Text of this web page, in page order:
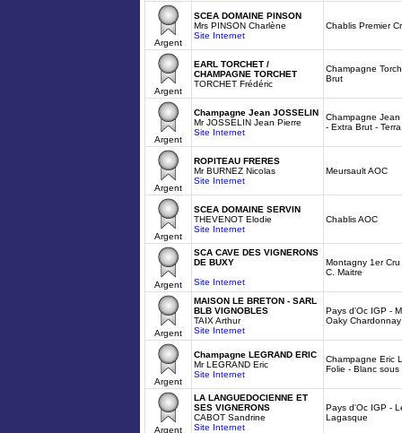
Argent
SCEA DOMAINE PINSON
Mrs PINSON Charlène
Site Internet
Chablis Premier
Argent
EARL TORCHET /
CHAMPAGNE TORCHET
TORCHET Frédéric
Champagne
Brut
Argent
Champagne Jean JOSSELIN
Mr JOSSELIN Jean Pierre
Site Internet
Champagne
- Extra Brut -
Argent
ROPITEAU FRERES
Mr BURNEZ Nicolas
Site Internet
Meursault AOC
Argent
SCEA DOMAINE SERVIN
THEVENOT Elodie
Site Internet
Chablis AOC
Argent
SCA CAVE DES VIGNERONS
DE BUXY
Site Internet
Montagny 1er
C. Maitre
Argent
MAISON LE BRETON - SARL
BLB VIGNOBLES
TAIX Arthur
Site Internet
Pays d'Oc IGP -
Oaky Chardonnay
Argent
Champagne LEGRAND ERIC
Mr LEGRAND Eric
Site Internet
Champagne Eric
Folie - Blanc sous
Argent
LA LANGUEDOCIENNE ET
SES VIGNERONS
CABOT Sandrine
Site Internet
Pays d'Oc IGP -
Lagasque